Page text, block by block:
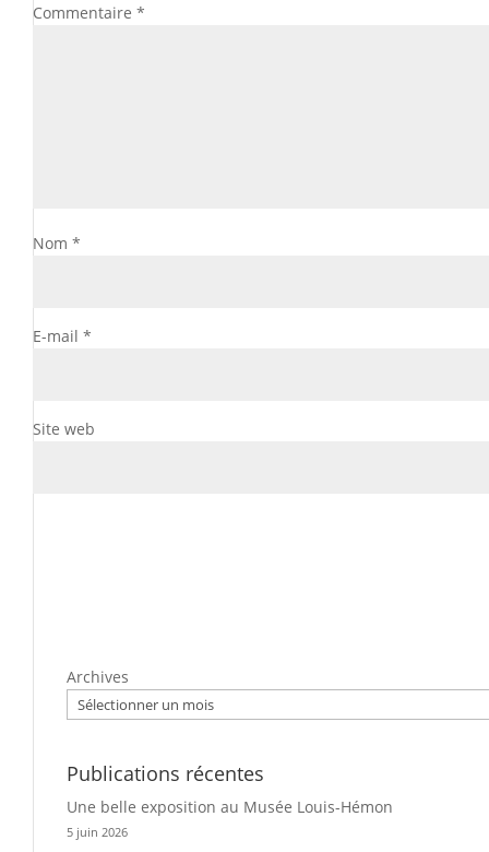
Commentaire *
Nom *
E-mail *
Site web
Archives
Publications récentes
Une belle exposition au Musée Louis-Hémon
5 juin 2026